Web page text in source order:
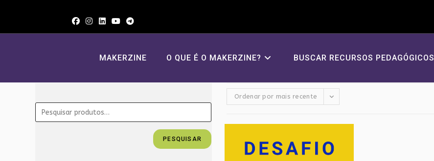
MAKERZINE O QUE É O MAKERZINE? BUSCAR RECURSOS PEDAGÓGICOS
PESQUISAR
Ordenar por mais recente